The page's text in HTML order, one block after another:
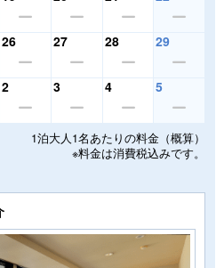
26 27 28 29
2 3 4 5
1泊大人1名あたりの料金（概算）
※料金は消費税込みです。